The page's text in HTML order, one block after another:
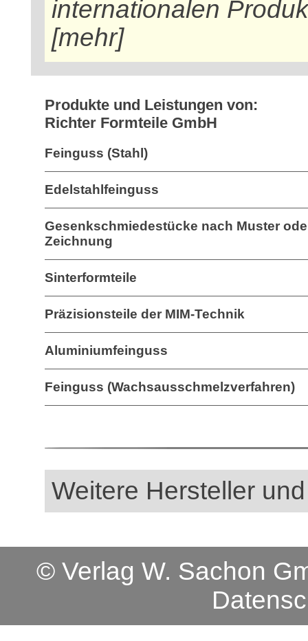
internationalen
[mehr]
Produkte und Leistungen von:
Richter Formteile GmbH
Feinguss (Stahl)
Edelstahlfeinguss
Gesenkschmiedestücke nach Muster
Zeichnung
Sinterformteile
Präzisionsteile der MIM-Technik
Aluminiumfeinguss
Feinguss (Wachsausschmelzverfahren)
Weitere Hersteller
© Verlag W. Sachon